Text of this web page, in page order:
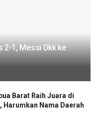
2-1, Messi Dkk ke
Barat Raih Juara di
Harumkan Nama Daerah